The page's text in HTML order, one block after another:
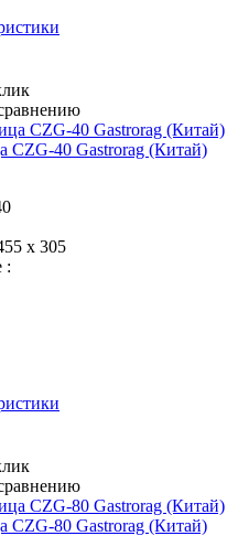
CZG-40 Gastrorag (Китай)
x 305
:
CZG-80 Gastrorag (Китай)